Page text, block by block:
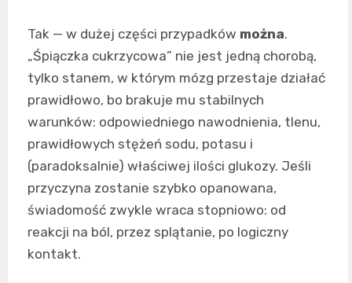
Tak — w dużej części przypadków można.
„Śpiączka cukrzycowa” nie jest jedną chorobą,
tylko stanem, w którym mózg przestaje działać
prawidłowo, bo brakuje mu stabilnych
warunków: odpowiedniego nawodnienia, tlenu,
prawidłowych stężeń sodu, potasu i
(paradoksalnie) właściwej ilości glukozy. Jeśli
przyczyna zostanie szybko opanowana,
świadomość zwykle wraca stopniowo: od
reakcji na ból, przez splątanie, po logiczny
kontakt.